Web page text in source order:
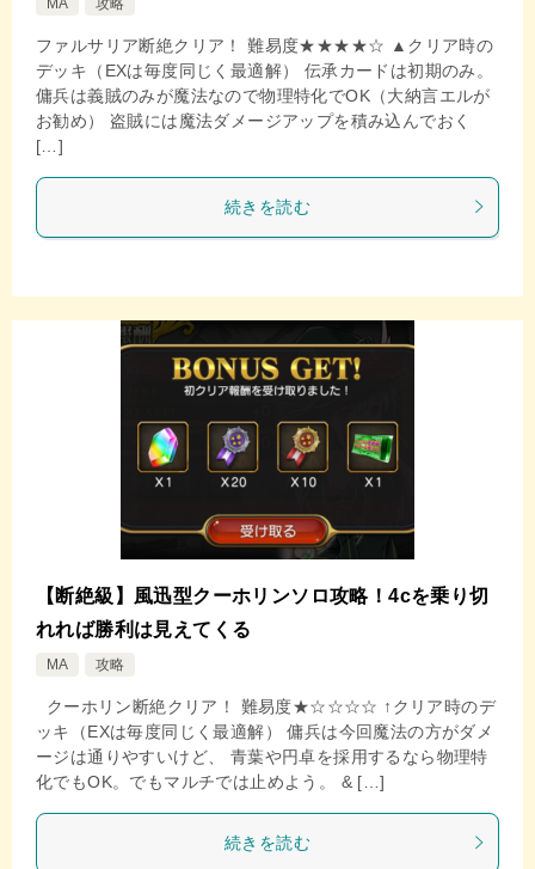
MA 攻略
ファルサリア断絶クリア！ 難易度★★★★☆ ▲クリア時の
デッキ（EXは毎度同じく最適解） 伝承カードは初期のみ。
傭兵は義賊のみが魔法なので物理特化でOK（大納言エルが
お勧め） 盗賊には魔法ダメージアップを積み込んでおく
[…]
続きを読む
【断絶級】風迅型クーホリンソロ攻略！4cを乗り切
れれば勝利は見えてくる
MA 攻略
クーホリン断絶クリア！ 難易度★☆☆☆☆ ↑クリア時のデ
ッキ（EXは毎度同じく最適解） 傭兵は今回魔法の方がダメ
ージは通りやすいけど、 青葉や円卓を採用するなら物理特
化でもOK。でもマルチでは止めよう。 & […]
続きを読む